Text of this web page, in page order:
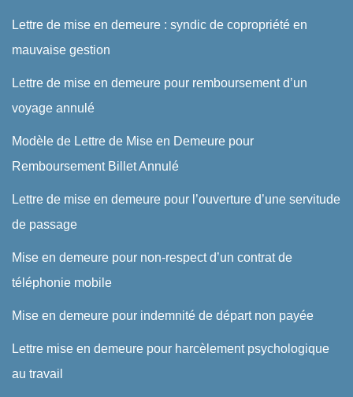
Lettre de mise en demeure : syndic de copropriété en
mauvaise gestion
Lettre de mise en demeure pour remboursement d’un
voyage annulé
Modèle de Lettre de Mise en Demeure pour
Remboursement Billet Annulé
Lettre de mise en demeure pour l’ouverture d’une servitude
de passage
Mise en demeure pour non-respect d’un contrat de
téléphonie mobile
Mise en demeure pour indemnité de départ non payée
Lettre mise en demeure pour harcèlement psychologique
au travail